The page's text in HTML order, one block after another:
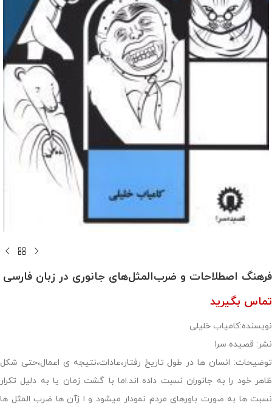
فرهنگ اصطلاحات و ضرب‌المثل‌های جانوری در زبان فارسی
تماس بگیرید
نویسنده:کامیاب خلیلی
نشر: قصیده سرا
توضیحات: انسان ها در طول تاریخ رفتار،عادات،نتیجه ی اعمال،حتی شکل
ظاهر خود را به جانوران نسبت داده اند.اما با گشت زمان یا به دلیل تکرار
نسبت ها به صورت باورهای مردم نمودار میشود و ا زآن ها ضرب المثل ها